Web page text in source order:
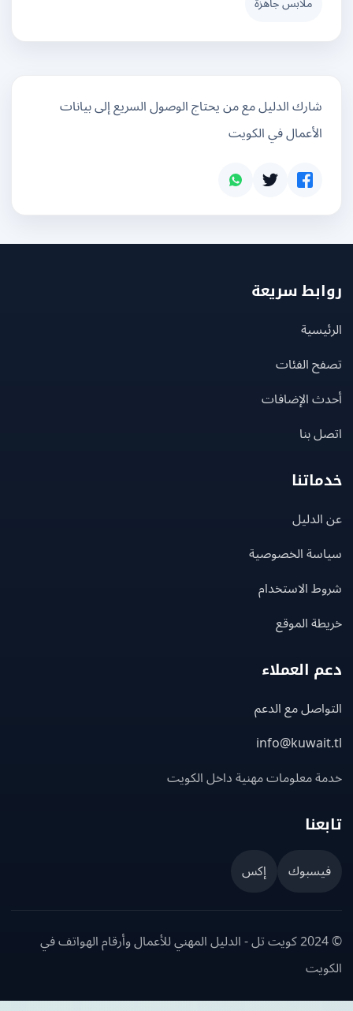
شارك الدليل مع من يحتاج الوصول السريع إلى بيانات
الأعمال في الكويت
سريعة
الفئات
الإضافات
بنا
الخصوصية
الاستخدام
الموقع
العملاء
مع الدعم
معلومات مهنية داخل الكويت
إكس
© 2024 كويت تل - الدليل المهني للأعمال وأرقام الهواتف في